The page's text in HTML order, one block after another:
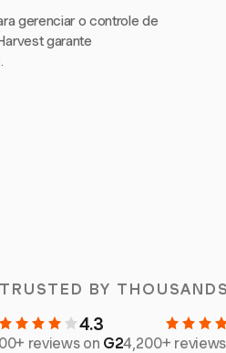
gerenciar o controle de
garante
TRUSTED BY
4.3
reviews on G24,200+